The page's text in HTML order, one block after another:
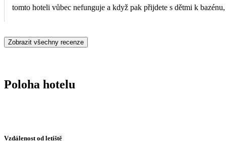
tomto hoteli vůbec nefunguje a když pak přijdete s dětmi k
Zobrazit všechny recenze
Poloha hotelu
Vzdálenost od letiště